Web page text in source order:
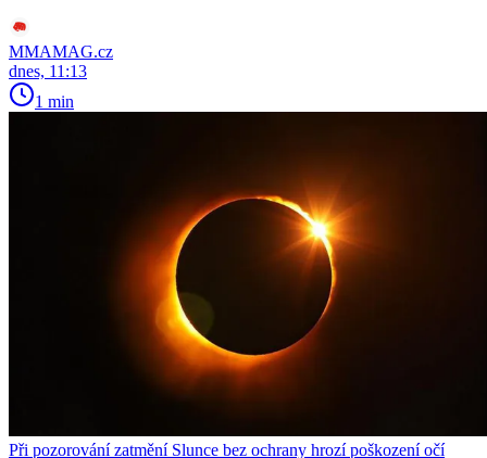
MMAMAG.cz
dnes, 11:13
1 min
Při pozorování zatmění Slunce bez ochrany hrozí poškození očí